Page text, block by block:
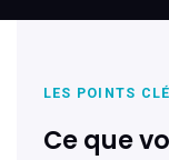
LES POINTS
Ce que